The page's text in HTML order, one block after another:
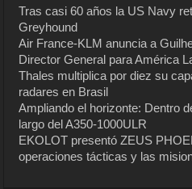
Tras casi 60 años la US Navy
Greyhound
Air France-KLM anuncia a
Director General para América
Thales multiplica por diez su
radares en Brasil
Ampliando el horizonte: Dentro
largo del A350-1000ULR
EKOLOT presentó ZEUS
operaciones tácticas y las